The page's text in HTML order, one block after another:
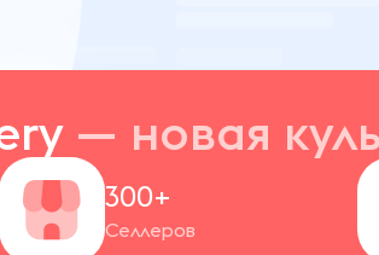
— новая
300+
Селлеров